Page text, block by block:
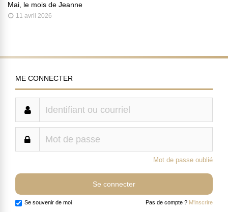
Mai, le mois de Jeanne
11 avril 2026
ME CONNECTER
Mot de passe oublié
Se souvenir de moi Pas de compte ? M'inscrire